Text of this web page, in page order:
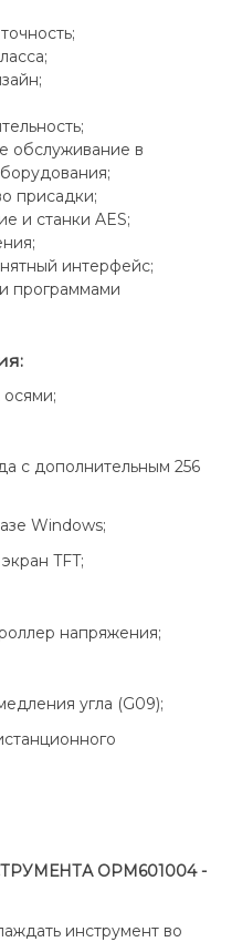
обслуживание в
присадки;
и станки AES;
интерфейс;
программами
осями;
с дополнительным 256
Windows;
TFT;
напряжения;
угла (G09);
OPM601004 -
инструмент во